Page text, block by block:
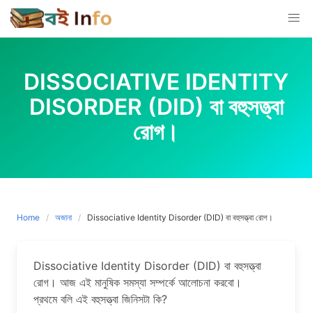
Skip
to
content
DISSOCIATIVE IDENTITY
DISORDER (DID) বা বহুসত্ত্বা
রোগ।
Home অজানা Dissociative Identity Disorder (DID) বা বহুসত্ত্বা রোগ।
Dissociative Identity Disorder (DID) বা বহুসত্ত্বা
রোগ। আজ এই মানুষিক সমস্যা সম্পর্কে আলোচনা করবো।
প্রথমে বলি এই বহুসত্ত্বা জিনিসটা কি?